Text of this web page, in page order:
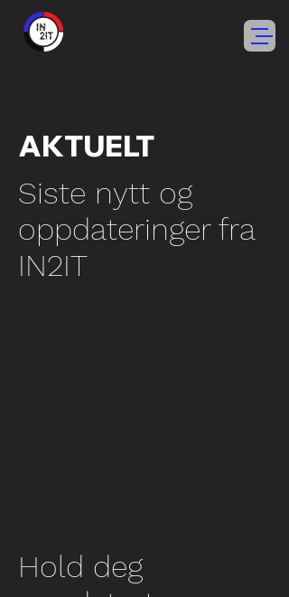
AKTUELT
Siste nytt og
oppdateringer fra
IN2IT
Hold deg